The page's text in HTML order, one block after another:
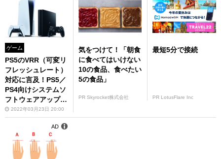
ゲーム
PS5のVRR（可変リ
フレッシュレート）
対応に言及！PS5／
PS4向けシステムソ
フトウェアアップデ
ートのPS Blog記事
が公開
2022年03月23日 20:00
気をつけて！「朝食
に食べてはいけない
10の食品、食べたい
5の食品」
PR Skyrocket株式会社
最短5分で接続
PR LotusFlare Inc
AD